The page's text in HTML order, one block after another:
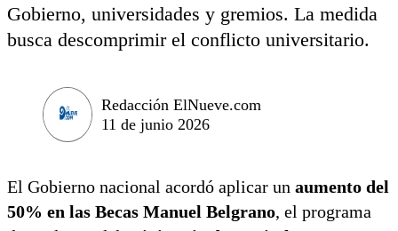
Gobierno, universidades y gremios. La medida
busca descomprimir el conflicto universitario.
Redacción ElNueve.com
11 de junio 2026
El Gobierno nacional acordó aplicar un aumento del
50% en las Becas Manuel Belgrano, el programa